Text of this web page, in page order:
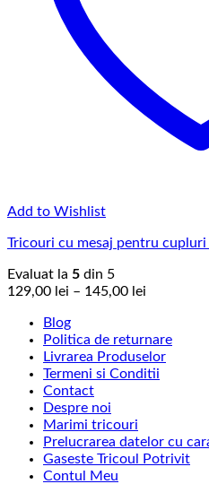
Add to Wishlist
Tricouri cu mesaj pentru cupluri
Evaluat la 5 din 5
129,00 lei – 145,00 lei
129,00 lei
până
la
Blog
Politica de returnare
Livrarea Produselor
Termeni si Conditii
Contact
Despre noi
Marimi tricouri
Prelucrarea datelor cu
Gaseste Tricoul Potrivit
Contul Meu